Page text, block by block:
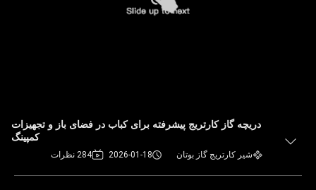
دریچه گاز کارتریج پیشرفته برای کباب در فضای باز و تجهیزات
کمپینگ
شیر کارتریج گاز بوتان 2026-01-18 284 نظرات